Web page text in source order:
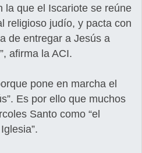
la que el Iscariote se reúne
religioso judío, y pacta con
de entregar a Jesús a
afirma la ACI.
pone en marcha el
Es por ello que muchos
Santo como “el